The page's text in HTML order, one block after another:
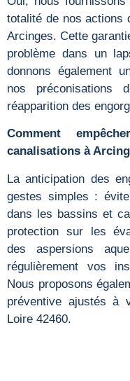
totalité de nos actions
Arcinges. Cette
problème dans un
donnons également
nos préconisations
réapparition des
Comment
canalisations à
La anticipation des
gestes simples :
dans les bassins et
protection sur les
des aspersions
régulièrement vos
Nous proposons
préventive ajustés à
Loire 42460.